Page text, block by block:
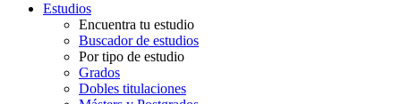
Estudios
Encuentra tu estudio
Buscador de estudios
Por tipo de estudio
Grados
Dobles titulaciones